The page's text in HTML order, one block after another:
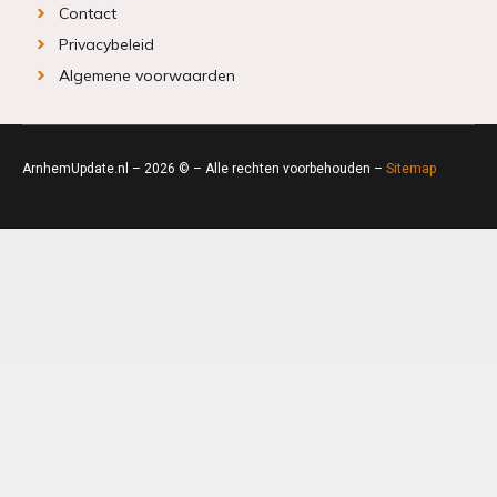
Contact
Privacybeleid
Algemene voorwaarden
ArnhemUpdate.nl – 2026 © – Alle rechten voorbehouden – Sitemap